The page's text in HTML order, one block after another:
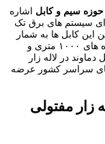
حوزه سیم و کابل اشاره
سیستم های برق تک
۵ رشته از مهمترین این کابل ها به شمار
می رود. این محصولات بسته به سایز آنها در قرقره های ۱۰۰۰ متری و
دماوند در لاله زار
های سراسر کشور عرضه
زار مفتولی